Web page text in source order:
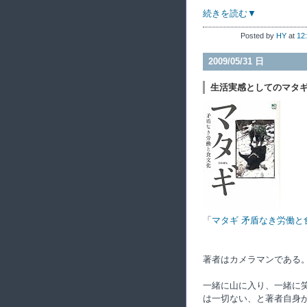
続きを読む▼
Posted by HY at
2009/05/31 日
生活実感としてのマタ
「 マタギ 矛盾なき労働と
著者はカメラマンである
一緒に山に入り、一緒に
は一切ない、と著者自身